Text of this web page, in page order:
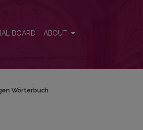
BOARD ABOUT
Wörterbuch